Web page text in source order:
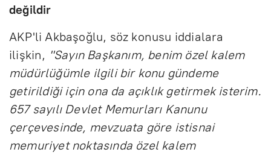
değildir
AKP'li Akbaşoğlu, söz konusu iddialara
ilişkin, "Sayın Başkanım, benim özel kalem
müdürlüğümle ilgili bir konu gündeme
getirildiği için ona da açıklık getirmek isterim.
657 sayılı Devlet Memurları Kanunu
çerçevesinde, mevzuata göre istisnai
memuriyet noktasında özel kalem